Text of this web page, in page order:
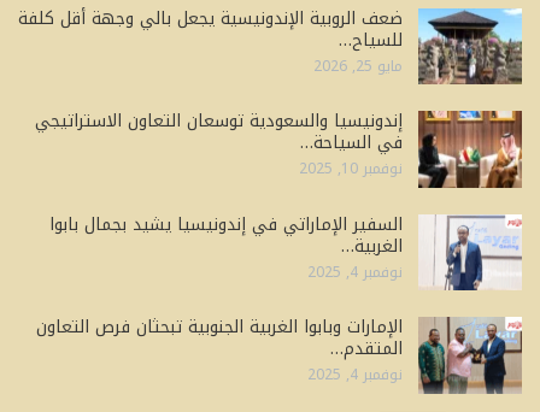
ضعف الروبية الإندونيسية يجعل بالي وجهة أقل كلفة
للسياح…
مايو 25, 2026
إندونيسيا والسعودية توسعان التعاون الاستراتيجي
في السياحة…
نوفمبر 10, 2025
السفير الإماراتي في إندونيسيا يشيد بجمال بابوا
الغربية…
نوفمبر 4, 2025
الإمارات وبابوا الغربية الجنوبية تبحثان فرص التعاون
المتقدم…
نوفمبر 4, 2025